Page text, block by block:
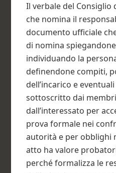
Il verbale del
che nomina il
documento ufficiale
di nomina
individuando la
definendone compiti,
dell’incarico e
sottoscritto dai
dall’interessato per
prova formale nei
autorità e per obblighi
atto ha valore
perché formalizza le